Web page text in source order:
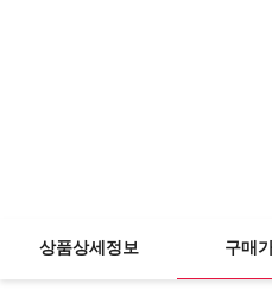
상품상세정보 구매